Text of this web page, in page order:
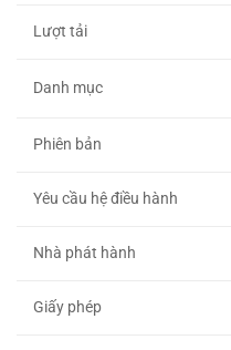
Lượt tải
Danh mục
Phiên bản
Yêu cầu hệ điều hành
Nhà phát hành
Giấy phép